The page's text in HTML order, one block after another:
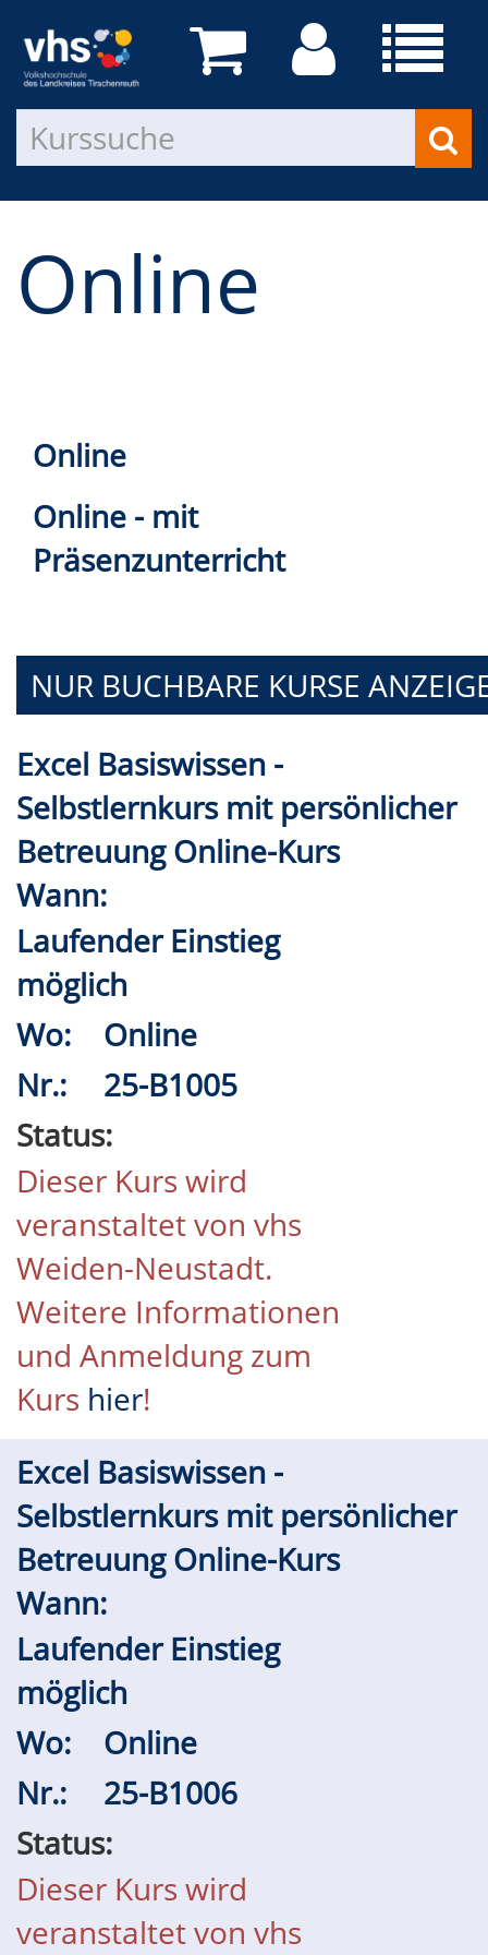
Online
Online
Online - mit
Präsenzunterricht
NUR BUCHBARE KURSE
Excel Basiswissen -
Selbstlernkurs mit persönlicher
Betreuung Online-Kurs
Wann:
Laufender Einstieg
möglich
Wo:
Online
Nr.:
25-B1005
Status:
Dieser Kurs wird
veranstaltet von vhs
Weiden-Neustadt.
Weitere Informationen
und Anmeldung zum
Kurs hier!
Excel Basiswissen -
Selbstlernkurs mit persönlicher
Betreuung Online-Kurs
Wann:
Laufender Einstieg
möglich
Wo:
Online
Nr.:
25-B1006
Status:
Dieser Kurs wird
veranstaltet von vhs